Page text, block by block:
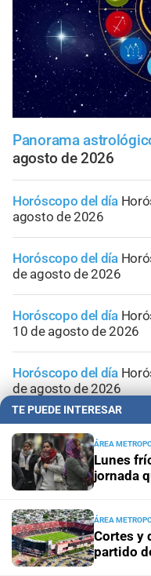
Panorama
agosto de 2026
Horóscopo del día
agosto de 2026
Horóscopo del día
de agosto de 2026
Horóscopo del día
10 de agosto de 2026
Horóscopo del día
de agosto de 2026
TE PUEDE INTERESAR
ÁREA
Lunes
jornada
ÁREA
Cortes y
partido